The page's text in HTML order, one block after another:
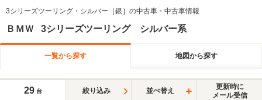
3シリーズツーリング・シルバー［銀］の中古車・中古車情報
ＢＭＷ 3シリーズツーリング シルバー系
一覧から探す 地図から探す
29 台 絞り込み 並べ替え
更新時に
メール受信